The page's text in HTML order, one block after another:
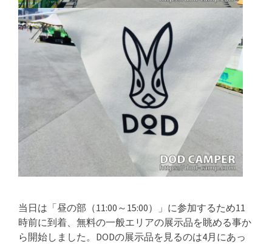
当日は「昼の部（11:00～15:00）」に参加するため11
時前に到着、無料の一般エリアの展示品を眺める事か
ら開始しました。DODの展示品を見るのは4月にあっ